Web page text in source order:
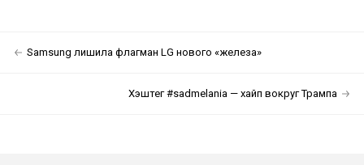
Samsung лишила флагман LG нового «железа»
Хэштег #sadmelania — хайп вокруг Трампа